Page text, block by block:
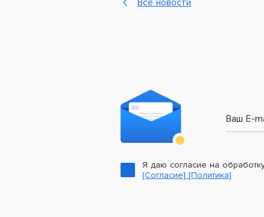
Ваш E-
Я даю согласие на
[Согласие] [Политика]